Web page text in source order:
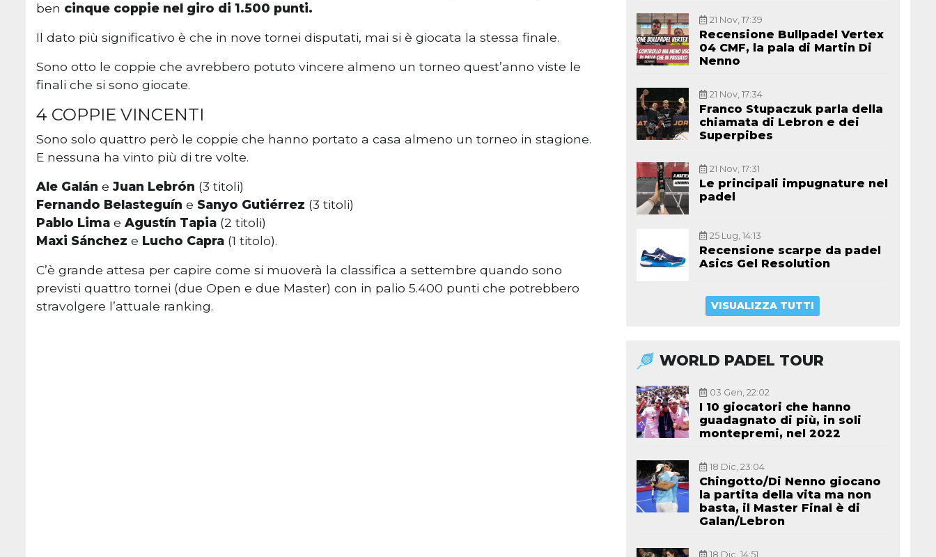
ben cinque coppie nel giro di 1.500 punti.
Il dato più significativo è che in nove tornei disputati, mai si è giocata la stessa finale.
Sono otto le coppie che avrebbero potuto vincere almeno un torneo quest’anno viste le
finali che si sono giocate.
4 COPPIE VINCENTI
Sono solo quattro però le coppie che hanno portato a casa almeno un torneo in stagione.
E nessuna ha vinto più di tre volte.
Ale Galán eJuan Lebrón (3 titoli)
Fernando Belasteguín e Sanyo Gutiérrez (3 titoli)
Pablo Lima e Agustín Tapia (2 titoli)
Maxi Sánchez e Lucho Capra (1 titolo).
C’è grande attesa per capire come si muoverà la classifica a settembre quando sono
previsti quattro tornei (due Open e due Master) con in palio 5.400 punti che potrebbero
stravolgere l’attuale ranking.
21 Nov, 17:39
Recensione Bullpadel Vertex
04 CMF, la pala di Martin Di
Nenno
21 Nov, 17:34
Franco Stupaczuk parla della
chiamata di Lebron e dei
Superpibes
21 Nov, 17:31
Le principali impugnature nel
padel
25 Lug, 14:13
Recensione scarpe da padel
Asics Gel Resolution
VISUALIZZA TUTTI
WORLD PADEL TOUR
03 Gen, 22:02
I 10 giocatori che hanno
guadagnato di più, in soli
montepremi, nel 2022
18 Dic, 23:04
Chingotto/Di Nenno giocano
la partita della vita ma non
basta, il Master Final è di
Galan/Lebron
18 Dic, 14:51